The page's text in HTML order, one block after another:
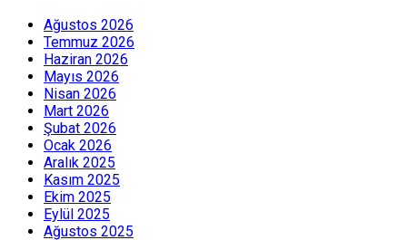
Ağustos 2026
Temmuz 2026
Haziran 2026
Mayıs 2026
Nisan 2026
Mart 2026
Şubat 2026
Ocak 2026
Aralık 2025
Kasım 2025
Ekim 2025
Eylül 2025
Ağustos 2025